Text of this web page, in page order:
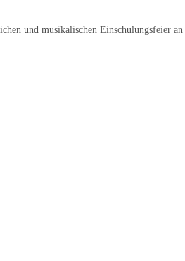
und musikalischen Einschulungsfeier